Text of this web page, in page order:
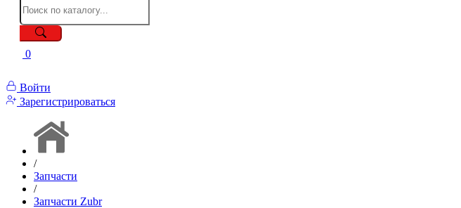
0
Войти
Зарегистрироваться
/
Запчасти
/
Запчасти Zubr